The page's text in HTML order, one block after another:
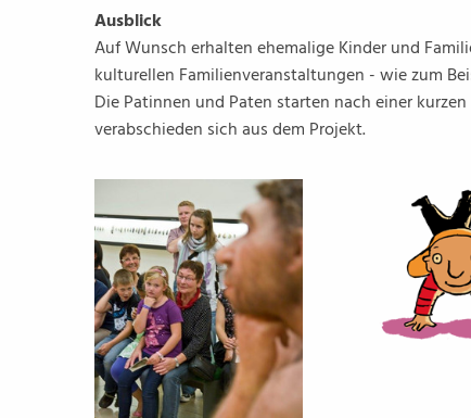
Ausblick
Auf Wunsch erhalten ehemalige Kinder und
kulturellen Familienveranstaltungen - wie zum
Die Patinnen und Paten starten nach einer
verabschieden sich aus dem Projekt.